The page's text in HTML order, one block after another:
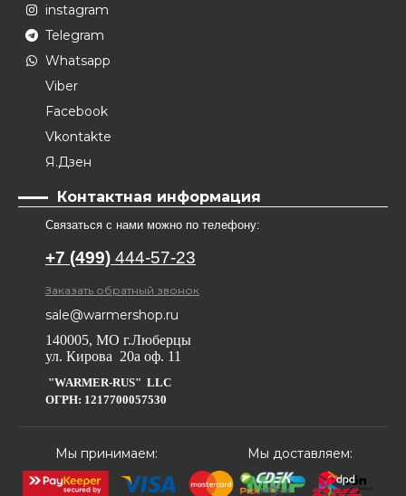
instagram
Telegram
Whatsapp
Viber
Facebook
Vkontakte
Я.Дзен
Контактная информация
Связаться с нами можно по телефону:
+7 (499) 444-57-23
Заказать обратный звонок
sale@warmershop.ru
140005, МО г.Люберцы
ул. Кирова 20а оф. 11
"WARMER-RUS" LLC
ОГРН: 1217700057530
Мы принимаем: Мы доставляем: